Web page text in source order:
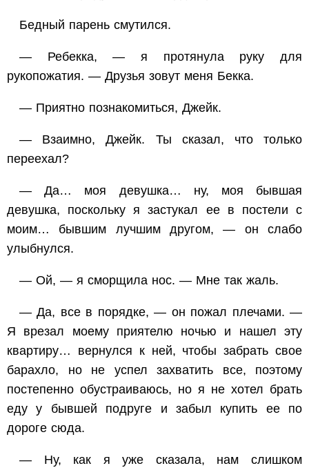
Бедный парень смутился.
— Ребекка, — я протянула руку для
рукопожатия. — Друзья зовут меня Бекка.
— Приятно познакомиться, Джейк.
— Взаимно, Джейк. Ты сказал, что только
переехал?
— Да… моя девушка… ну, моя бывшая
девушка, поскольку я застукал ее в постели с
моим… бывшим лучшим другом, — он слабо
улыбнулся.
— Ой, — я сморщила нос. — Мне так жаль.
— Да, все в порядке, — он пожал плечами. —
Я врезал моему приятелю ночью и нашел эту
квартиру… вернулся к ней, чтобы забрать свое
барахло, но не успел захватить все, поэтому
постепенно обустраиваюсь, но я не хотел брать
еду у бывшей подруге и забыл купить ее по
дороге сюда.
— Ну, как я уже сказала, нам слишком